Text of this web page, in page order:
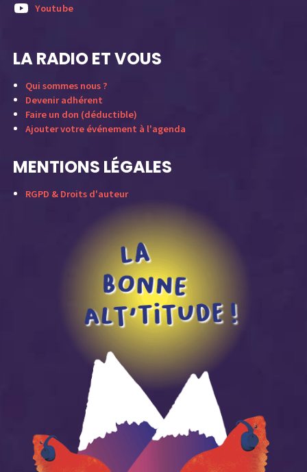
Youtube
LA RADIO ET VOUS
Qui sommes nous ?
Devenir adhérent
Faire un don (déductible)
Ajouter votre événement à l'agenda
MENTIONS LÉGALES
RGPD & Droits d'auteur